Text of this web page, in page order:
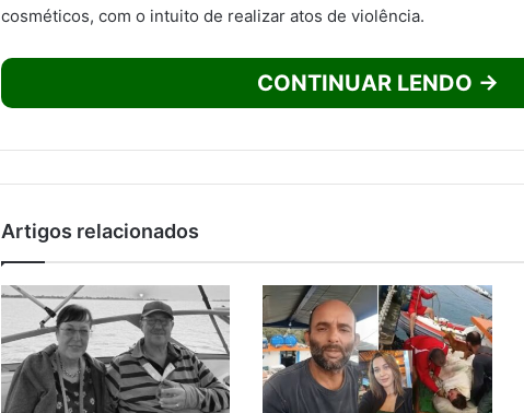
cosméticos, com o intuito de realizar atos de violência.
CONTINUAR LENDO →
Artigos relacionados